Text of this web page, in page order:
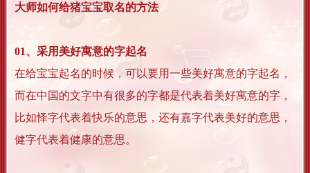
大师如何给猪宝宝取名的方法
01、采用美好寓意的字起名
在给宝宝起名的时候，可以要用一些美好寓意的字起名，
而在中国的文字中有很多的字都是代表着美好寓意的字，
比如怿字代表着快乐的意思，还有嘉字代表美好的意思，
健字代表着健康的意思。